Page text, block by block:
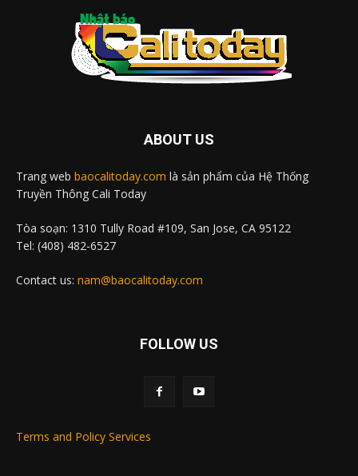
ABOUT US
Trang web baocalitoday.com là sản phẩm của Hệ Thống
Truyền Thông Cali Today
Tòa soạn: 1310 Tully Road #109, San Jose, CA 95122
Tel: (408) 482-6527
Contact us: nam@baocalitoday.com
FOLLOW US
Terms and Policy Services